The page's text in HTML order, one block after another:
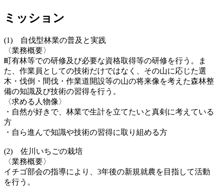
ミッション
(1) 自伐型林業の普及と実践
〈業務概要〉
町有林等での研修及び必要な資格取得等の研修を行う。ま
た、作業員としての技術だけではなく、その山に応じた選
木・伐倒・間伐・作業道開設等の山の将来像を考えた森林整
備の知識及び技術の習得を行う。
〈求める人物像〉
・自然が好きで、林業で生計を立てたいと真剣に考えている
方
・自ら進んで知識や技術の習得に取り組める方
(2) 佐川いちごの栽培
〈業務概要〉
イチゴ部会の指導により、3年後の新規就農を目指して活動
を行う。